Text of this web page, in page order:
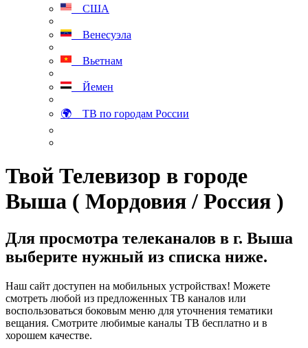
США
Венесуэла
Вьетнам
Йемен
🌍 ТВ по городам России
Твой Телевизор в городе
Выша ( Мордовия / Россия )
Для просмотра телеканалов в г. Выша
выберите нужный из списка ниже.
Наш сайт доступен на мобильных устройствах! Можете
смотреть любой из предложенных ТВ каналов или
воспользоваться боковым меню для уточнения тематики
вещания. Смотрите любимые каналы ТВ бесплатно и в
хорошем качестве.